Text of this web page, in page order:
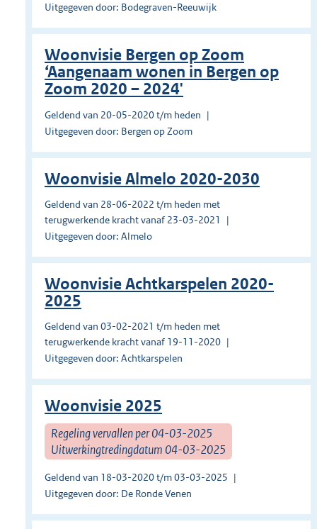
Uitgegeven door: Bodegraven-Reeuwijk
Woonvisie Bergen op Zoom
‘Aangenaam wonen in Bergen op
Zoom 2020 – 2024'
Geldend van 20-05-2020 t/m heden
Uitgegeven door: Bergen op Zoom
Woonvisie Almelo 2020-2030
Geldend van 28-06-2022 t/m heden met
terugwerkende kracht vanaf 23-03-2021
Uitgegeven door: Almelo
Woonvisie Achtkarspelen 2020-
2025
Geldend van 03-02-2021 t/m heden met
terugwerkende kracht vanaf 19-11-2020
Uitgegeven door: Achtkarspelen
Woonvisie 2025
Regeling vervallen per 04-03-2025
Uitwerkingtredingdatum 04-03-2025
Geldend van 18-03-2020 t/m 03-03-2025
Uitgegeven door: De Ronde Venen